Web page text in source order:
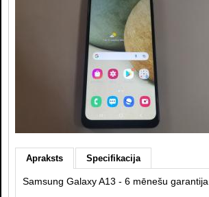
Apraksts Specifikacija
Samsung Galaxy A13 - 6 mēnešu garantija.